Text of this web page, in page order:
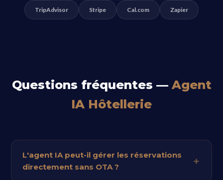
TripAdvisor Stripe Cal.com Zapier
Questions fréquentes — Agent
IA Hôtellerie
L'agent IA peut-il gérer les réservations
directement sans OTA ?